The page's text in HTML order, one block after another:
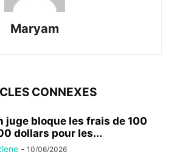
Maryam
CONNEXES
juge bloque les frais de 100
dollars pour les...
- 10/06/2026